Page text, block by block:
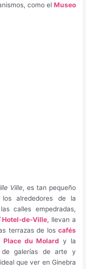
como el Museo
Ville, es tan pequeño
alrededores de la
calles empedradas,
de-Ville, llevan a
terrazas de los cafés
Place du Molard y la
de galerías de arte y
que ver en Ginebra